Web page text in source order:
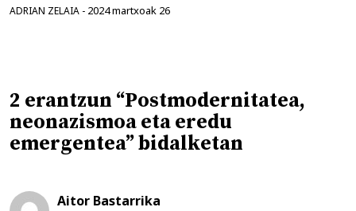
ADRIAN ZELAIA - 2024 martxoak 26
2 erantzun “Postmodernitatea,
neonazismoa eta eredu
emergentea” bidalketan
Aitor Bastarrika